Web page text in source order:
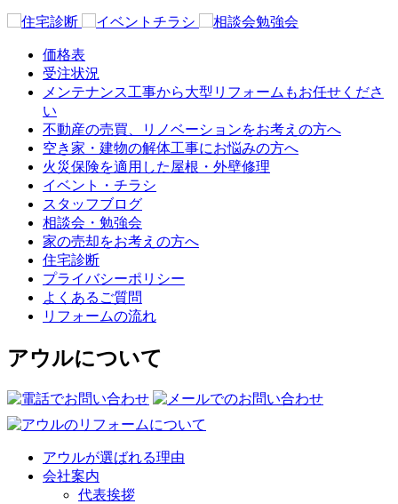
価格表
受注状況
メンテナンス工事から大型リフォームもお任せくださ
い
不動産の売買、リノベーションをお考えの方へ
空き家・建物の解体工事にお悩みの方へ
火災保険を適用した屋根・外壁修理
イベント・チラシ
スタッフブログ
相談会・勉強会
家の売却をお考えの方へ
住宅診断
プライバシーポリシー
よくあるご質問
リフォームの流れ
アウルについて
アウルが選ばれる理由
会社案内
代表挨拶